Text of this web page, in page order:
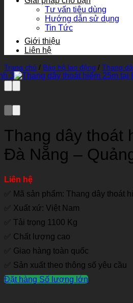
Tư vấn tiêu dùng
Hướng dẫn sử dụng
Tin Tức
Giới thiệu
Liên hệ
Trang chủ / Bảo hộ lao động / Thang
Thang dây thoát
Đà Nẵng –
Liên hệ
✅ Mã sản phẩm: Thang dây thoát
✅ Xuất xứ: Việt Nam
✅ Tải trọng 1100 Kg
✅ Chất lượng cao
✅ Giao hàng toàn quốc
✅ Sản xuất theo thông số yêu cầu
Đặt hàng Số lượng lớn